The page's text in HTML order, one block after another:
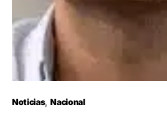
Noticias Nacional